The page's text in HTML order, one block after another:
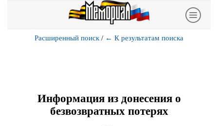
Расширенный поиск / ← К результатам поиска
Информация из донесения о
безвозвратных потерях